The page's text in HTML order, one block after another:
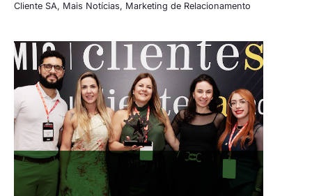
Cliente SA, Mais Notícias, Marketing de Relacionamento